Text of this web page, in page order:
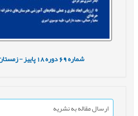
شماره69 دوره18 پاییز - زمستان
ارسال مقاله به نشریه